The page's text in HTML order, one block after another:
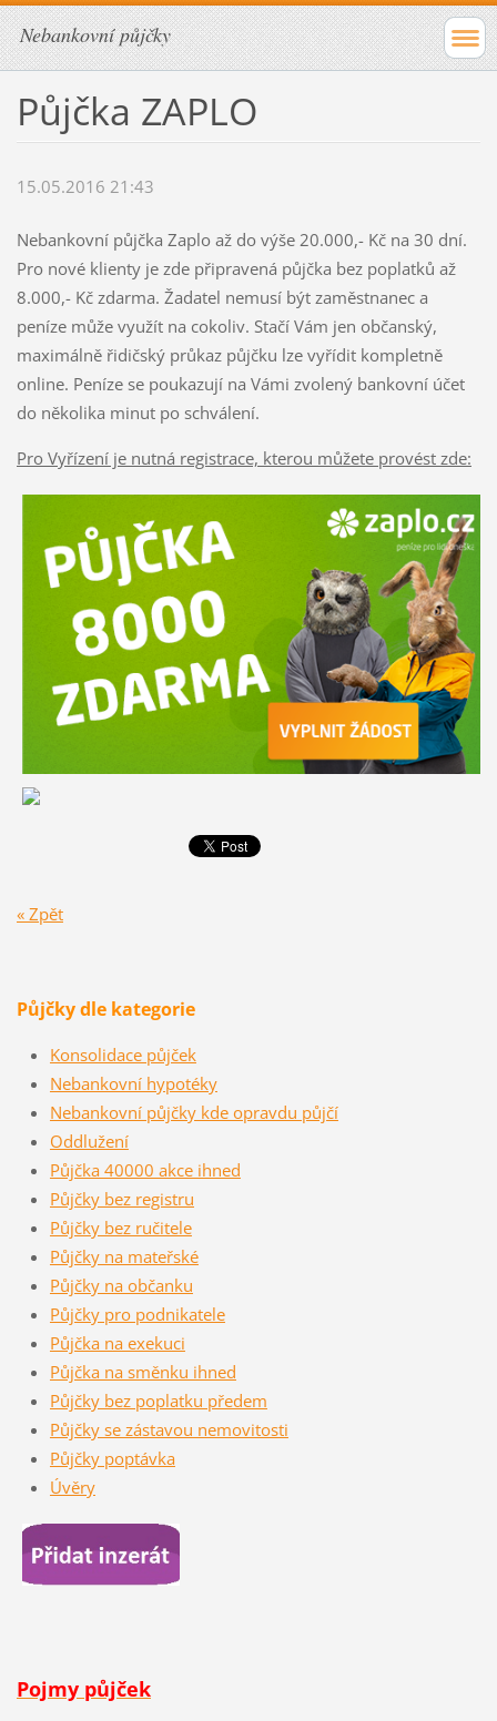
Nebankovní půjčky
Půjčka ZAPLO
15.05.2016 21:43
Nebankovní půjčka Zaplo až do výše 20.000,- Kč na 30 dní.
Pro nové klienty je zde připravená půjčka bez poplatků až
8.000,- Kč zdarma. Žadatel nemusí být zaměstnanec a
peníze může využít na cokoliv. Stačí Vám jen občanský,
maximálně řidičský průkaz půjčku lze vyřídit kompletně
online. Peníze se poukazují na Vámi zvolený bankovní účet
do několika minut po schválení.
Pro Vyřízení je nutná registrace, kterou můžete provést zde:
« Zpět
Půjčky dle kategorie
Konsolidace půjček
Nebankovní hypotéky
Nebankovní půjčky kde opravdu půjčí
Oddlužení
Půjčka 40000 akce ihned
Půjčky bez registru
Půjčky bez ručitele
Půjčky na mateřské
Půjčky na občanku
Půjčky pro podnikatele
Půjčka na exekuci
Půjčka na směnku ihned
Půjčky bez poplatku předem
Půjčky se zástavou nemovitosti
Půjčky poptávka
Úvěry
Pojmy půjček